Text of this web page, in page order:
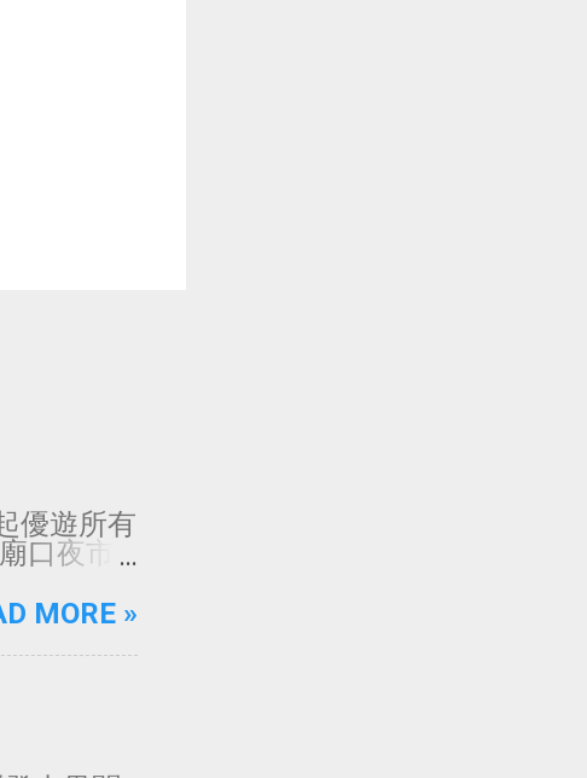
優遊所有
口夜市
華西街夜
夜市 每
市 每日
MORE »